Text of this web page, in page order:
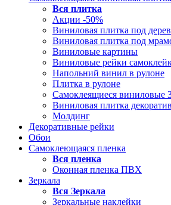
Вся плитка
Акции -50%
Виниловая плитка под
Виниловая плитка под
Виниловые картины
Виниловые рейки
Напольний винил в рулоне
Плитка в рулоне
Самоклеящиеся виниловые
Виниловая плитка
Молдинг
Декоративные рейки
Обои
Самоклеющаяся пленка
Вся пленка
Оконная пленка ПВХ
Зеркала
Вся Зеркала
Зеркальные наклейки